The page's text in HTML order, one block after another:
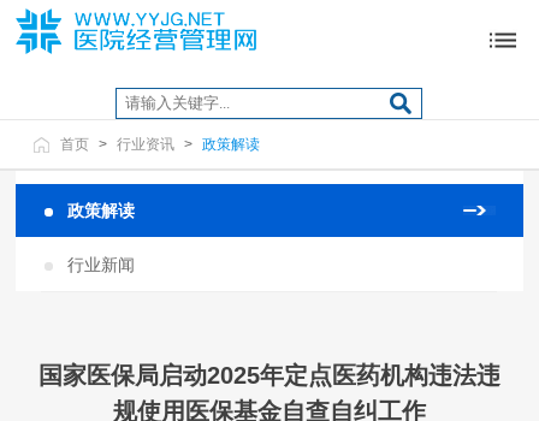
首页 > 行业资讯 > 政策解读
政策解读
行业新闻
国家医保局启动2025年定点医药机构违法违
规使用医保基金自查自纠工作